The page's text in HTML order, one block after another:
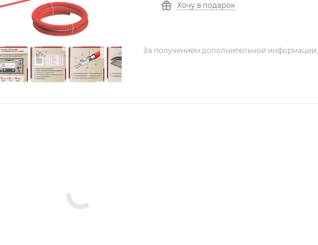
Хочу в подарок
За получением дополнительной